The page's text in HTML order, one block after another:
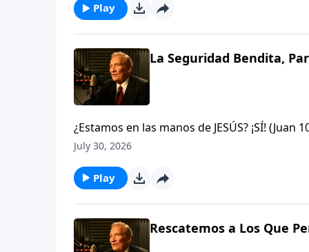
Play
La Seguridad Bendita,
¿Estamos en las manos de JESÚS? ¡SÍ!
arrebatados de éstas? ¡Nunca Jamás! si
July 30, 2026
Play
Rescatemos a Los Que